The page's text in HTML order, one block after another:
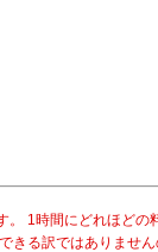
1時間にどれほどの
る訳ではありません